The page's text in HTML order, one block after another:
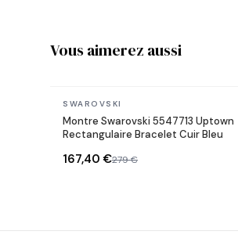
Vous aimerez aussi
En stock
SWAROVSKI
Montre Swarovski 5547713 Uptown
Rectangulaire Bracelet Cuir Bleu
167,40 €279 €